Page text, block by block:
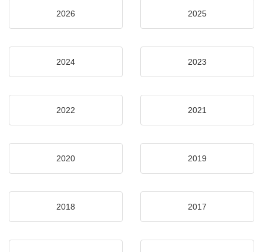
2026 2025
2024 2023
2022 2021
2020 2019
2018 2017